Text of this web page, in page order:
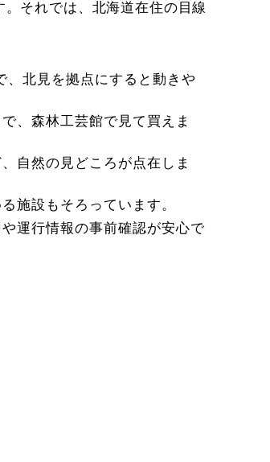
それでは、北海道在住の目線
、北見を拠点にすると動きや
で、森林工芸館で見て買えま
自然の見どころが点在しま
施設もそろっています。
運行情報の事前確認が安心で